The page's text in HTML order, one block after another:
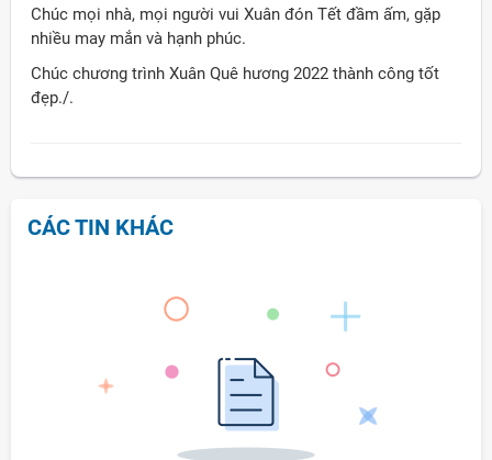
Chúc mọi nhà, mọi người vui Xuân đón Tết đầm ấm, gặp
nhiều may mắn và hạnh phúc.
Chúc chương trình Xuân Quê hương 2022 thành công tốt
đẹp./.
CÁC TIN KHÁC